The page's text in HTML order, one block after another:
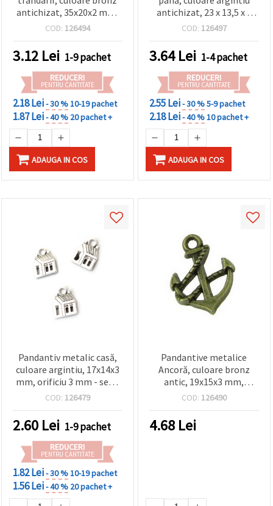
antichizat, 35x20x2 mm,
orificiu 1,5 mm - 5 bucăți
COD: 126494
3.12 Lei 1-9 pachet
REDUCERI
PENTRU CANTITATE
2.18 Lei- 30 %10-19 pachet
1.87 Lei- 40 % 20 pachet +
ADAUGA IN COS
antichizat, 23 x 13,5 x 2
mm, orificiu 1 mm - set 10
COD: 126497
3.64Lei 1-4 pachet
REDUCERI
PENTRU CANTITATE
2.55 Lei- 30 %5-9 pachet
2.18 Lei- 40 %10 pachet +
ADAUGA IN COS
Pandantiv metalic casă,
culoare argintiu, 17x14x3
mm, orificiu 3 mm - set 5
bucăți pentru bijuterii
COD: 126479
2.60 Lei 1-9 pachet
REDUCERI
PENTRU CANTITATE
1.82 Lei- 30 %10-19 pachet
1.56 Lei- 40 % 20 pachet +
Pandantive metalice
Ancoră, culoare bronz
antic, 19x15x3 mm,
orificiu 1.5 mm – set 10
vintage
COD: 126490
4.68 Lei